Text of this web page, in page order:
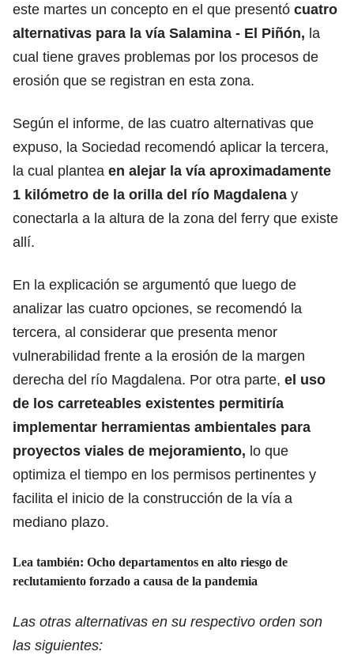
este martes un concepto en el que presentó cuatro
alternativas para la vía Salamina - El Piñón, la
cual tiene graves problemas por los procesos de
erosión que se registran en esta zona.
Según el informe, de las cuatro alternativas que
expuso, la Sociedad recomendó aplicar la tercera,
la cual plantea en alejar la vía aproximadamente
1 kilómetro de la orilla del río Magdalena y
conectarla a la altura de la zona del ferry que existe
allí.
En la explicación se argumentó que luego de
analizar las cuatro opciones, se recomendó la
tercera, al considerar que presenta menor
vulnerabilidad frente a la erosión de la margen
derecha del río Magdalena. Por otra parte, el uso
de los carreteables existentes permitiría
implementar herramientas ambientales para
proyectos viales de mejoramiento, lo que
optimiza el tiempo en los permisos pertinentes y
facilita el inicio de la construcción de la vía a
mediano plazo.
Lea también: Ocho departamentos en alto riesgo de
reclutamiento forzado a causa de la pandemia
Las otras alternativas en su respectivo orden son
las siguientes: